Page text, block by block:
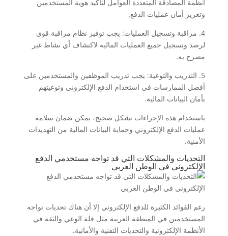
أنظمة المصادقة المتعددة العوامل لتأكيد هوية المستخدمين
وتعزيز أمان عمليات الدفع.
4. مراقبة وتسجيل العمليات: يجب توفير نظام مراقبة قوي
لرصد وتسجيل جميع العمليات المالية لاكتشاف أي نشاط غير
مصرح به.
5. التدريب والتوعية: يجب تدريب الموظفين والمستخدمين على
أفضل الممارسات في استخدام الدفع الإلكتروني وتوعيتهم
بأمان البيانات المالية.
باستخدام هذه الإجراءات بشكل صحيح، يمكن ضمان سلامة
عمليات الدفع الإلكتروني وحماية البيانات المالية من التهديدات
الأمنية.
التحديات والمشكلات التي قد تواجه مستخدمي الدفع
الإلكتروني في الوطن العربي
رغم الفوائد الكثيرة للدفع الإلكتروني إلا أن هناك تحديات تواجه
المستخدمين في المنطقة العربية مثل قلة الوعي والثقة في
الأنظمة الإلكترونية والتحديات التقنية والأمانية.